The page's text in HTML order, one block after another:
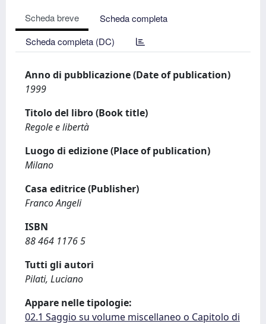
Scheda breve
Scheda completa
Scheda completa (DC)
Anno di pubblicazione (Date of publication)
1999
Titolo del libro (Book title)
Regole e libertà
Luogo di edizione (Place of publication)
Milano
Casa editrice (Publisher)
Franco Angeli
ISBN
88 464 1176 5
Tutti gli autori
Pilati, Luciano
Appare nelle tipologie:
02.1 Saggio su volume miscellaneo o Capitolo di